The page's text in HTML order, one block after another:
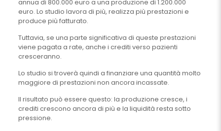
annua di 800.000 euro a una produzione di 1.200.000
euro. Lo studio lavora di più, realizza più prestazioni e
produce più fatturato.
Tuttavia, se una parte significativa di queste prestazioni
viene pagata a rate, anche i crediti verso pazienti
cresceranno.
Lo studio si troverà quindi a finanziare una quantità molto
maggiore di prestazioni non ancora incassate.
Il risultato può essere questo: la produzione cresce, i
crediti crescono ancora di più e la liquidità resta sotto
pressione.